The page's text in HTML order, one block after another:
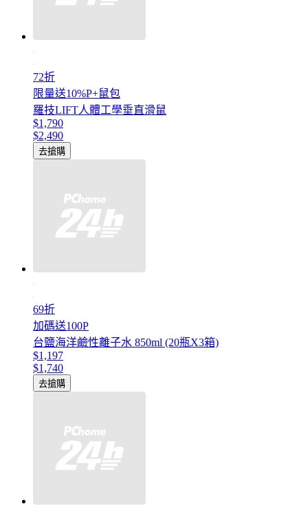
72折
限量送10%P+鼠包
羅技LIFT人體工學垂直滑鼠
$1,790
$2,490
去搶購
69折
加碼送100P
台鹽海洋鹼性離子水 850ml (20瓶X3箱)
$1,197
$1,740
去搶購